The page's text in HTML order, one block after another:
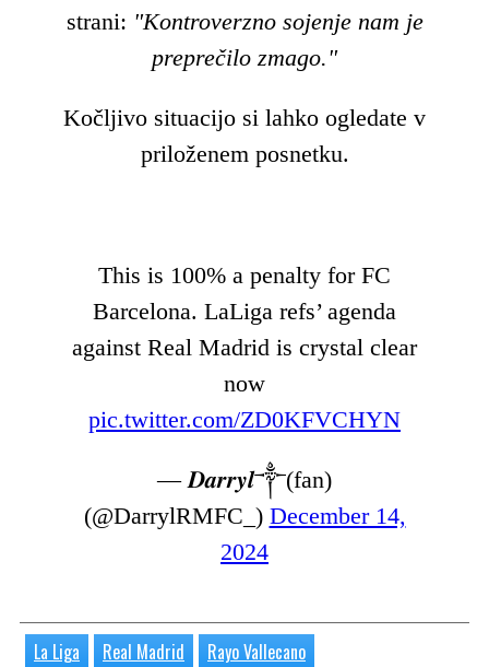
strani: "Kontroverzno sojenje nam je
preprečilo zmago."
Kočljivo situacijo si lahko ogledate v
priloženem posnetku.
This is 100% a penalty for FC
Barcelona. LaLiga refs’ agenda
against Real Madrid is crystal clear
now
pic.twitter.com/ZD0KFVCHYN
— 𝑫𝒂𝒓𝒓𝒚𝒍༒(fan)
(@DarrylRMFC_) December 14,
2024
La Liga Real Madrid Rayo Vallecano